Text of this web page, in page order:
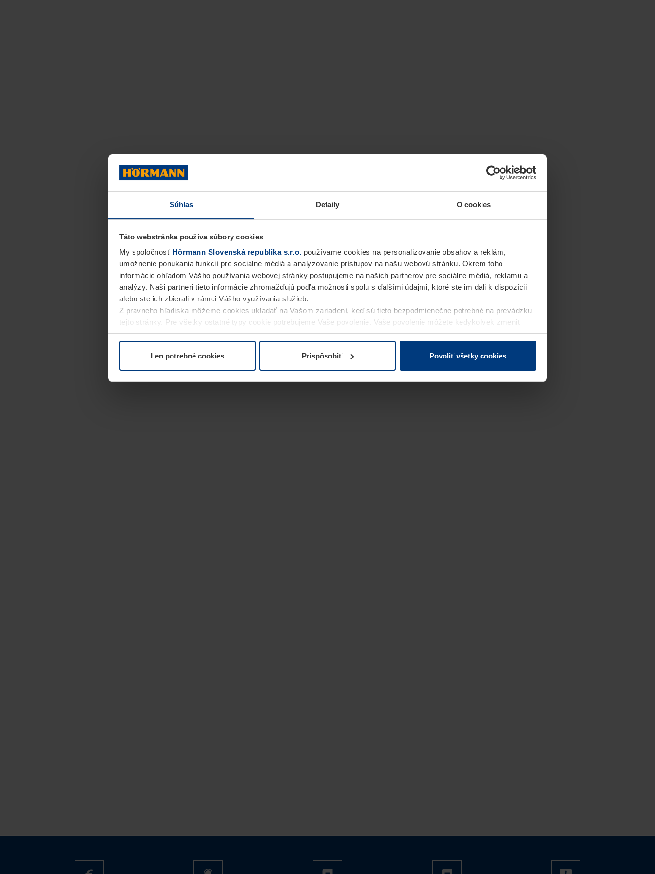
Súhlas Detaily O cookies
Táto webstránka používa súbory cookies
My spoločnosť Hörmann Slovenská republika s.r.o. používame cookies na personalizovanie obsahov a reklám,
umožnenie ponúkania funkcií pre sociálne médiá a analyzovanie prístupov na našu webovú stránku. Okrem toho
informácie ohľadom Vášho používania webovej stránky postupujeme na našich partnerov pre sociálne médiá, reklamu a
analýzy. Naši partneri tieto informácie zhromažďujú podľa možnosti spolu s ďalšími údajmi, ktoré ste im dali k dispozícii
alebo ste ich zbierali v rámci Vášho využívania služieb.
Z právneho hľadiska môžeme cookies ukladať na Vašom zariadení, keď sú tieto bezpodmienečne potrebné na prevádzku
tejto stránky. Pre všetky ostatné typy cookie potrebujeme Vaše povolenie. Vaše povolenie môžete kedykoľvek zmeniť
alebo odvolať vo vysvetlení cookie na stránkeVyhlásenie o ochrane osobných údajovnašej webovej stránky.
Len potrebné cookies Prispôsobiť Povoliť všetky cookies